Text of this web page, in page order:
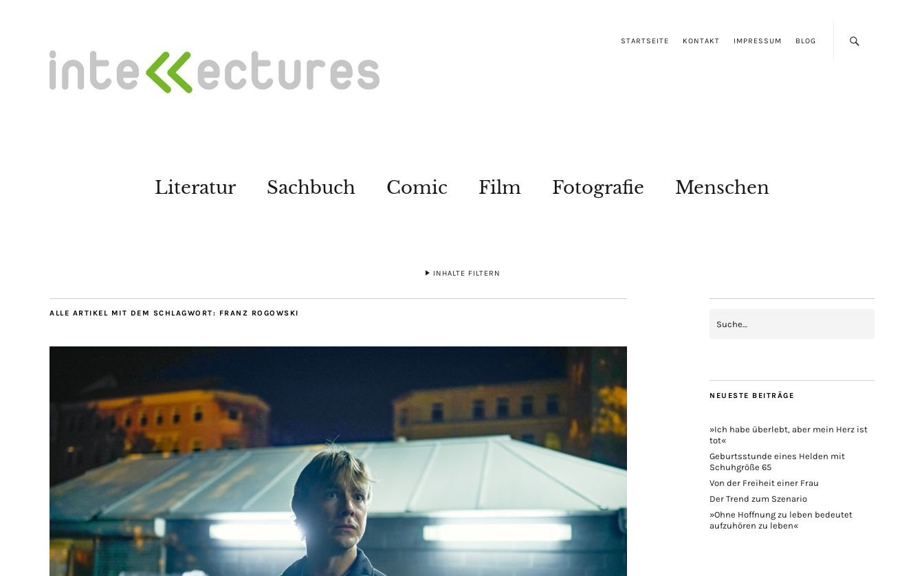
STARTSEITE KONTAKT IMPRESSUM BLOG
Literatur Sachbuch Comic Film Fotografie Menschen
INHALTE FILTERN
ALLE ARTIKEL MIT DEM SCHLAGWORT: FRANZ ROGOWSKI
NEUESTE BEITRÄGE
»Ich habe überlebt, aber mein Herz ist
tot«
Geburtsstunde eines Helden mit
Schuhgröße 65
Von der Freiheit einer Frau
Der Trend zum Szenario
»Ohne Hoffnung zu leben bedeutet
aufzuhören zu leben«